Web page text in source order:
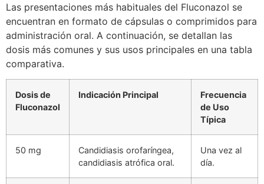
Las presentaciones más habituales del Fluconazol se
encuentran en formato de cápsulas o comprimidos para
administración oral. A continuación, se detallan las
dosis más comunes y sus usos principales en una tabla
comparativa.
Dosis de
Fluconazol
Indicación Principal
Frecuencia
de Uso
Típica
50 mg
Candidiasis orofaríngea,
candidiasis atrófica oral.
Una vez al
día.